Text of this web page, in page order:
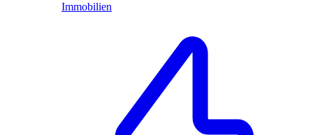
Immobilien